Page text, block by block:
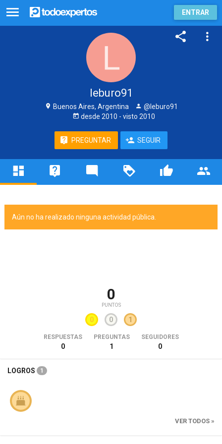
ENTRAR
leburo91
Buenos Aires, Argentina
@leburo91
desde 2010 - visto 2010
PREGUNTAR SEGUIR
Aún no ha realizado ninguna actividad pública.
0
PUNTOS
0 0 1
RESPUESTAS
0
PREGUNTAS
1
SEGUIDORES
0
LOGROS 1
VER TODOS »